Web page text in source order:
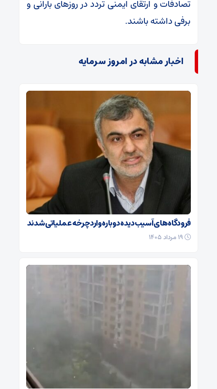
تصادفات و ارتقای ایمنی تردد در روزهای بارانی و
برفی داشته باشند.
اخبار مشابه در امروز سرمایه
فرودگاه‌های آسیب‌دیده دوباره وارد چرخه عملیاتی شدند